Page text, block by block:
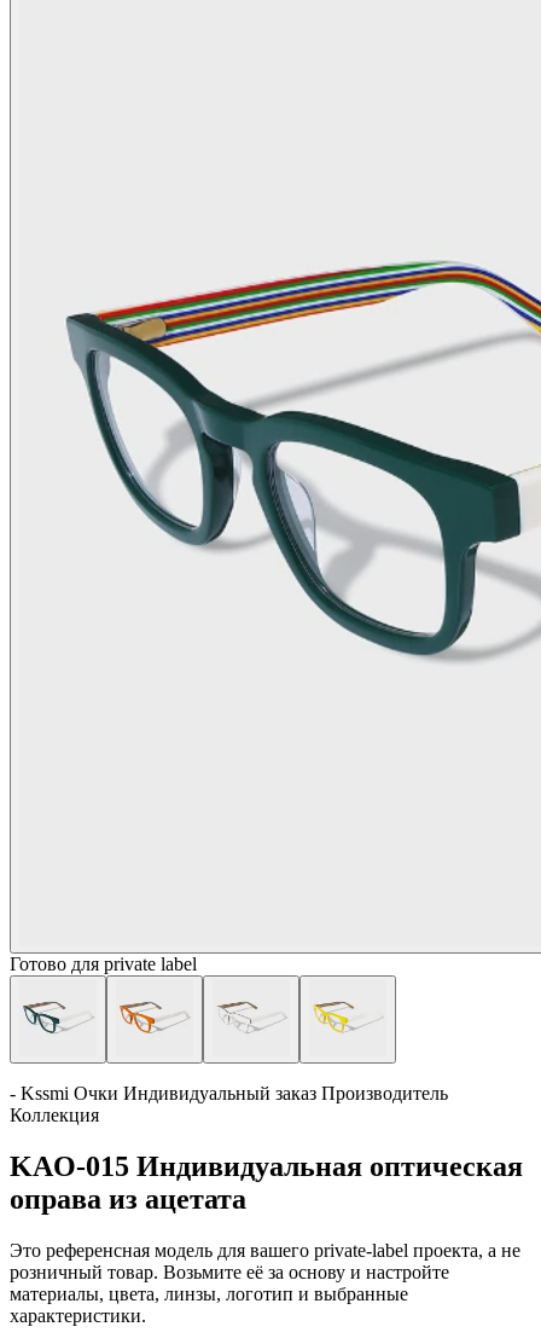
Готово для private label
- Kssmi Очки Индивидуальный заказ Производитель
Коллекция
KAO-015 Индивидуальная оптическая
оправа из ацетата
Это референсная модель для вашего private-label проекта, а не
розничный товар. Возьмите её за основу и настройте
материалы, цвета, линзы, логотип и выбранные
характеристики.